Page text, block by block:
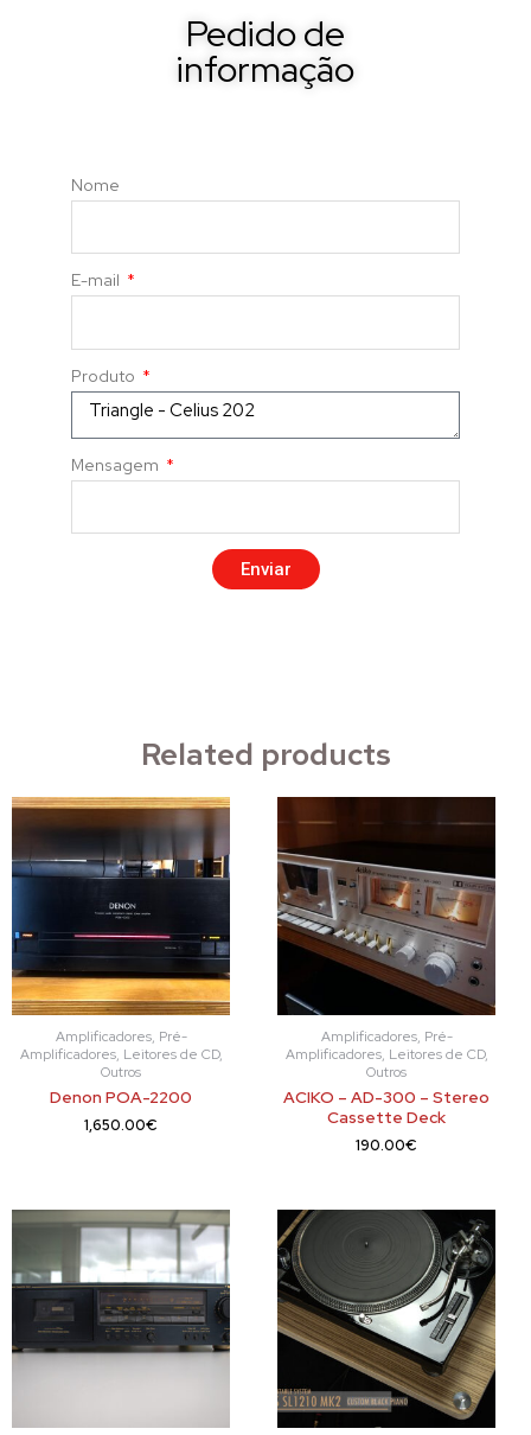
Pedido de
informação
Nome
E-mail
Produto
Mensagem
Enviar
Related products
Amplificadores, Pré-
Amplificadores, Leitores de CD,
Outros
Denon POA-2200
1,650.00€
Amplificadores, Pré-
Amplificadores, Leitores de CD,
Outros
ACIKO – AD-300 – Stereo
Cassette Deck
190.00€